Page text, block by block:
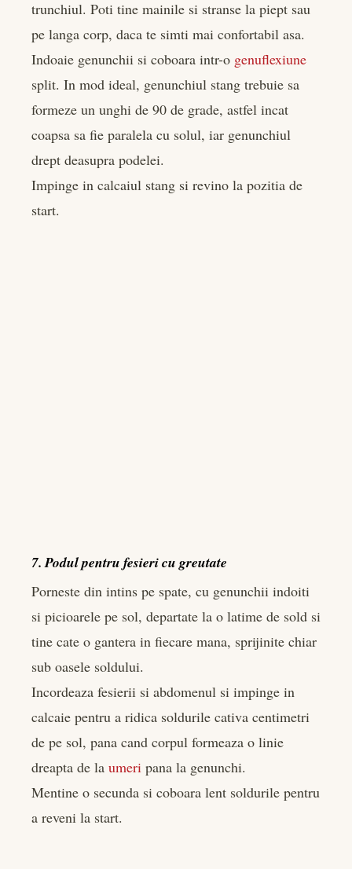
trunchiul. Poti tine mainile si stranse la piept sau
pe langa corp, daca te simti mai confortabil asa.
Indoaie genunchii si coboara intr-o genuflexiune
split. In mod ideal, genunchiul stang trebuie sa
formeze un unghi de 90 de grade, astfel incat
coapsa sa fie paralela cu solul, iar genunchiul
drept deasupra podelei.
Impinge in calcaiul stang si revino la pozitia de
start.
7. Podul pentru fesieri cu greutate
Porneste din intins pe spate, cu genunchii indoiti
si picioarele pe sol, departate la o latime de sold si
tine cate o gantera in fiecare mana, sprijinite chiar
sub oasele soldului.
Incordeaza fesierii si abdomenul si impinge in
calcaie pentru a ridica soldurile cativa centimetri
de pe sol, pana cand corpul formeaza o linie
dreapta de la umeri pana la genunchi.
Mentine o secunda si coboara lent soldurile pentru
a reveni la start.